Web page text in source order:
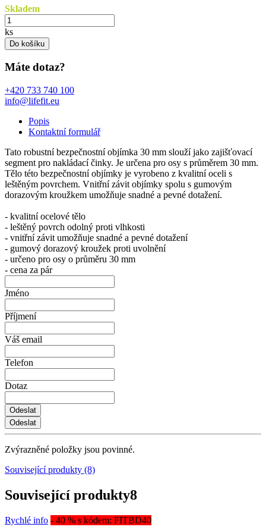
Skladem
ks
Do košíku
Máte dotaz?
+420 733 740 100
info@lifefit.eu
Popis
Kontaktní formulář
Tato robustní bezpečnostní objímka 30 mm slouží jako zajišťovací
segment pro nakládací činky. Je určena pro osy s průměrem 30 mm.
Tělo této bezpečnostní objímky je vyrobeno z kvalitní oceli s
leštěným povrchem. Vnitřní závit objímky spolu s gumovým
dorazovým kroužkem umožňuje snadné a pevné dotažení.
- kvalitní ocelové tělo
- leštěný povrch odolný proti vlhkosti
- vnitřní závit umožňuje snadné a pevné dotažení
- gumový dorazový kroužek proti uvolnění
- určeno pro osy o průměru 30 mm
- cena za pár
Jméno
Příjmení
Váš email
Telefon
Dotaz
Zvýrazněné položky jsou povinné.
Související produkty (8)
Související produkty8
Rychlé info - 40 % s kódem: FITBD40